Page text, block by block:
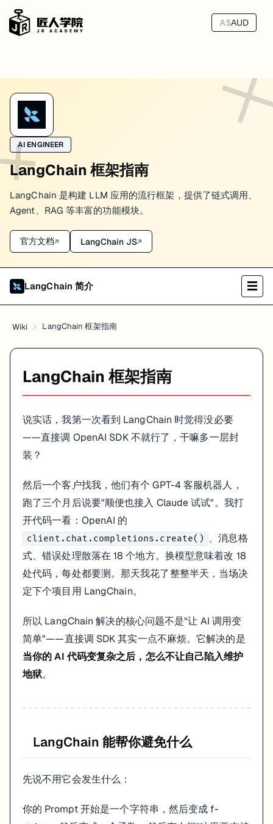
A$AUD
LangChain 框架指南
说实话，我第一次看到 LangChain 时觉得没必要——直接调 OpenAI
然后一个客户找我，他们有个 GPT-4 客服机器人，跑了三个月后说要
所以 LangChain 解决的核心问题不是"让 AI 调用变简单"——直接调
LangChain 能帮你避免什么
先说不用它会发生什么：
你的 Prompt 开始是一个字符串，然后变成 f-string，然后变成一个函
，明天心情不好返回
LangChain 的 就是专门管这两
架构：三层一看就懂
整个 LangChain 生态可以理解为三层：
┌─────────────────────────────────────────────────────┐
│                  你的业务代码
└─────────────────────────────────────────────────────┘
                         ▼
┌─────────────────────────────────────────────────────┐
│               LangGraph（需要循环/多Agent时）
│   状态管理 · 条件分支 · 多节点协作 · 断点恢复           │
└──────────────────────┬──────────────────────────────┘
                       ▼
┌─────────────────────────────────────────────────────┐
│               LangChain（日常使用这层）
│                                                     │
│  Prompts     Models      Parsers      Memory        │
│  提示词模板   模型调用     输出解析     对话记忆        │
│                                                     │
│  Tools       Chains      Agents    VectorStores     │
│  工具集成     链式调用     自主代理    向量数据库
│                                                     │
│  LCEL：用 | 把这些组件串联起来                         │
└─────────────────────────────────────────────────────┘
            ▼                     ▼
大多数时候你只用中间这层。LangGraph 是等你真的需要"循环"或"多
chain = prompt | llm | parser
这不只是好看的语法糖。用|连起来的 chain，自动获得这些能力：
# 同步调用，等完整结果
# 流式输出，边生成边推给前端
AI ENGINEER
LangChain 框架指南
LangChain 是构建 LLM 应用的流行框架，提供了链式调用、
Agent、RAG 等丰富的功能模块。
官方文档↗ LangChain JS↗
LangChain 简介 ☰
Wiki LangChain 框架指南
LangChain 框架指南
说实话，我第一次看到 LangChain 时觉得没必要
——直接调 OpenAI SDK 不就行了，干嘛多一层封
装？
然后一个客户找我，他们有个 GPT-4 客服机器人，
跑了三个月后说要"顺便也接入 Claude 试试"。我打
开代码一看：OpenAI 的
client.chat.completions.create()
、消息格
式、错误处理散落在 18 个地方。换模型意味着改 18
处代码，每处都要测。那天我花了整整半天，当场决
定下个项目用 LangChain。
所以 LangChain 解决的核心问题不是"让 AI 调用变
简单"——直接调 SDK 其实一点不麻烦。它解决的是
当你的 AI 代码变复杂之后，怎么不让自己陷入维护
地狱。
LangChain 能帮你避免什么
先说不用它会发生什么：
你的 Prompt 开始是一个字符串，然后变成 f-